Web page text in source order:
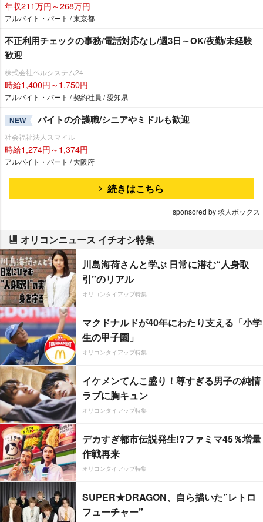
年収211万円～268万円
アルバイト・パート / 東京都
不正利用チェックの事務/電話対応なし/週3日～OK/夜勤/未経験
歓迎
株式会社ベルシステム24
時給1,400円～1,750円
アルバイト・パート / 契約社員 / 愛知県
NEW バイトの介護職/シニアやミドルも歓迎
社会福祉法人スマイル
時給1,274円～1,374円
アルバイト・パート / 大阪府
続きはこちら
sponsored by 求人ボックス
オリコンニュース イチオシ特集
川島海荷さんと学ぶ 日常に潜む“人身取
引”のリアル
オリコンタイアップ特集
マクドナルドが40年にわたり支える「小学
生の甲子園」
オリコンタイアップ特集
イケメンてんこ盛り！尊すぎる男子の純情
ラブに胸キュン
オリコンタイアップ特集
デカすぎ都市伝説発生!?ファミマ45％増量
作戦再来
オリコンタイアップ特集
SUPER★DRAGON、自ら描いた”レトロ
フューチャー”